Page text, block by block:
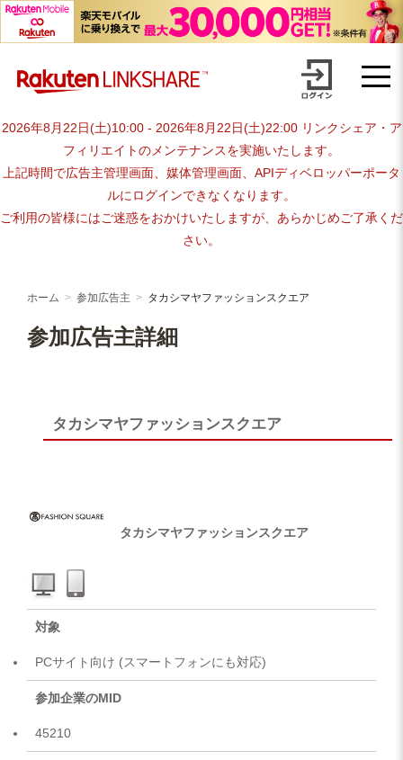
advertiser-html
2026年8月22日(土)10:00 - 2026年8月22日(土)22:00 リンクシェア・ア
フィリエイトのメンテナンスを実施いたします。
上記時間で広告主管理画面、媒体管理画面、APIディベロッパーポータ
ルにログインできなくなります。
ご利用の皆様にはご迷惑をおかけいたしますが、あらかじめご了承くだ
さい。
ホーム 参加広告主 タカシマヤファッションスクエア
参加広告主詳細
タカシマヤファッションスクエア
タカシマヤファッションスクエア
対象
PCサイト向け (スマートフォンにも対応)
参加企業のMID
45210